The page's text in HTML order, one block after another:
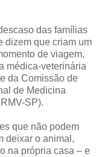
das famílias
dizem que criam um
de viagem,
médica-veterinária
da Comissão de
de Medicina
SP).
que não podem
deixar o animal,
na própria casa – e